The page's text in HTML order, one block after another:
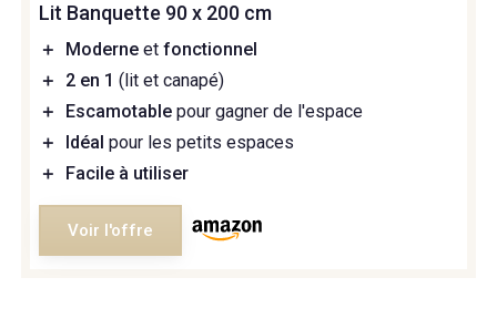
Lit Banquette 90 x 200 cm
＋ Moderne et fonctionnel
＋
2 en 1 (lit et canapé)
＋
Escamotable pour gagner de l'espace
＋
Idéal pour les petits espaces
＋
Facile à utiliser
Voir l'offre